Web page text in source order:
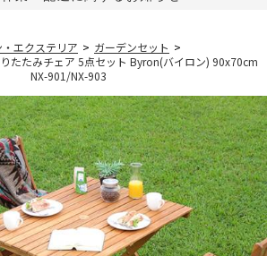
エクステリア > ガーデンセット >
たたみチェア 5点セット Byron(バイロン) 90x70cm
NX-901/NX-903